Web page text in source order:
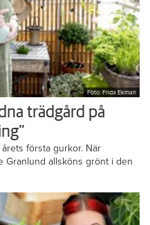
Foto: Frida Ekman
trädgård på
första gurkor. När
Granlund allsköns grönt i den